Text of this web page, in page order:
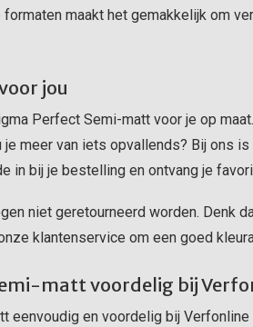
maakt het gemakkelijk om
jou
Perfect Semi-matt voor je op
je meer van iets opvallends? Bij ons
in bij je bestelling en ontvang je
niet geretourneerd worden. Denk
klantenservice om een goed
matt voordelig bij
eenvoudig en voordelig bij Verfonline